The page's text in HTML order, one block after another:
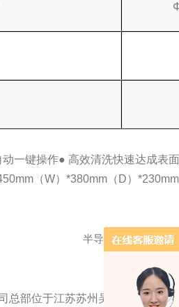
动一键操作● 高效清洗快速达成表
（W）*380mm（D）*230mm
总部位于江苏苏州吴江汾湖高新